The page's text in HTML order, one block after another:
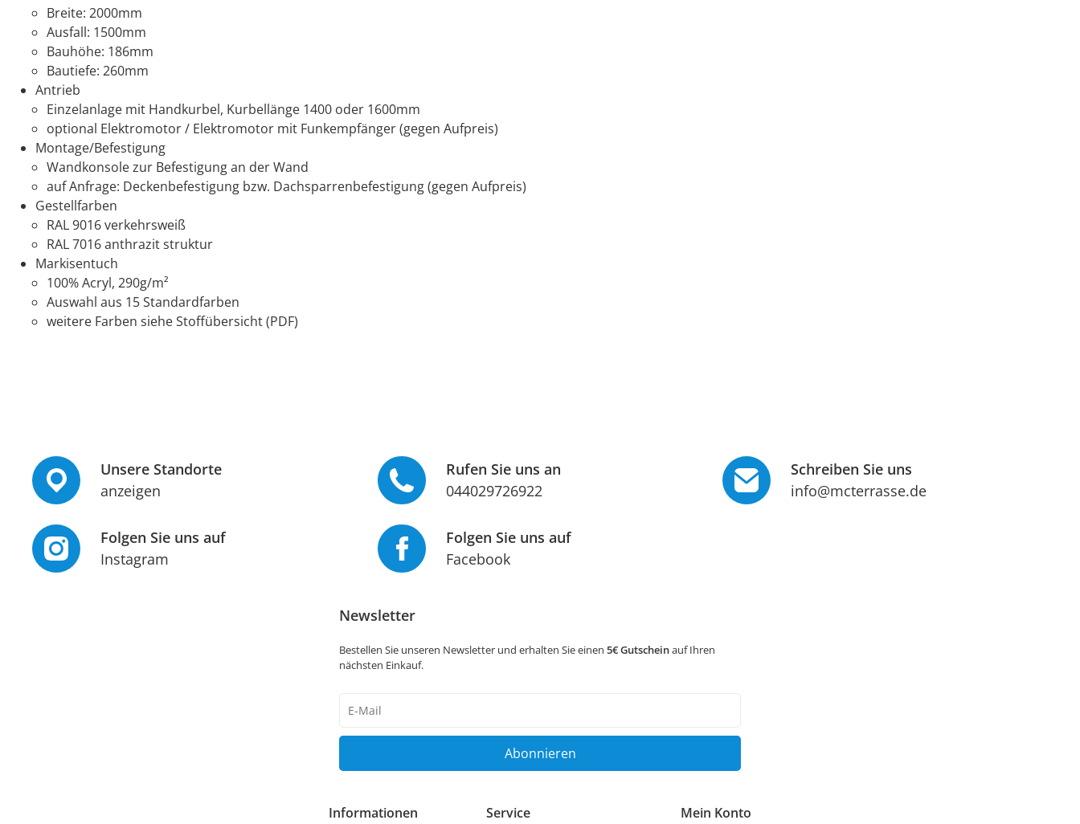
Breite: 2000mm
Ausfall: 1500mm
Bauhöhe: 186mm
Bautiefe: 260mm
Antrieb
Einzelanlage mit Handkurbel, Kurbellänge 1400 oder 1600mm
optional Elektromotor / Elektromotor mit Funkempfänger (gegen Aufpreis)
Montage/Befestigung
Wandkonsole zur Befestigung an der Wand
auf Anfrage: Deckenbefestigung bzw. Dachsparrenbefestigung (gegen Aufpreis)
Gestellfarben
RAL 9016 verkehrsweiß
RAL 7016 anthrazit struktur
Markisentuch
100% Acryl, 290g/m²
Auswahl aus 15 Standardfarben
weitere Farben siehe Stoffübersicht (PDF)
Unsere Standorte
anzeigen
Rufen Sie uns an
044029726922
Schreiben Sie uns
info@mcterrasse.de
Folgen Sie uns auf
Instagram
Folgen Sie uns auf
Facebook
Newsletter
Bestellen Sie unseren Newsletter und erhalten Sie einen 5€ Gutscheinauf Ihren
nächsten Einkauf.
Honig
Abonnieren
Informationen Service Mein Konto